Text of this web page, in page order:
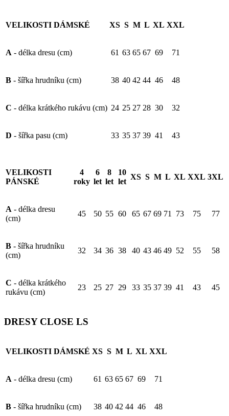
VELIKOSTI DÁMSKÉ XS S M L XL XXL
A - délka dresu (cm) 61 63 65 67 69 71
B - šířka hrudníku (cm) 38 40 42 44 46 48
C - délka krátkého rukávu (cm) 24 25 27 28 30 32
D - šířka pasu (cm) 33 35 37 39 41 43
VELIKOSTI
PÁNSKÉ
4
roky
6
let
8
let
10
let
XS S M L XL XXL 3XL
A - délka dresu
(cm)
45 50 55 60 65 67 69 71 73 75 77
B - šířka hrudníku
(cm)
32 34 36 38 40 43 46 49 52 55 58
C - délka krátkého
rukávu (cm)
23 25 27 29 33 35 37 39 41 43 45
DRESY CLOSE LS
VELIKOSTI DÁMSKÉ XS S M L XL XXL
A - délka dresu (cm) 61 63 65 67 69 71
B - šířka hrudníku (cm) 38 40 42 44 46 48